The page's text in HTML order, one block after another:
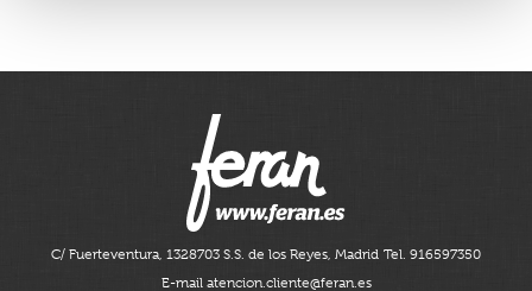
C/ Fuerteventura, 1328703 S.S. de los Reyes, Madrid Tel. 916597350
E-mail atencion.cliente@feran.es